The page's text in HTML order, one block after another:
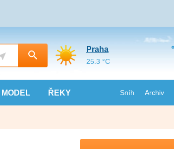
MODEL ŘEKY Sníh Archiv
Praha
25.3 °C